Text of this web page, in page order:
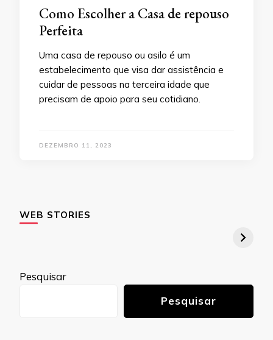
Como Escolher a Casa de repouso
Perfeita
Uma casa de repouso ou asilo é um
estabelecimento que visa dar assistência e
cuidar de pessoas na terceira idade que
precisam de apoio para seu cotidiano.
DEZEMBRO 11, 2023
WEB STORIES
Pesquisar
Pesquisar